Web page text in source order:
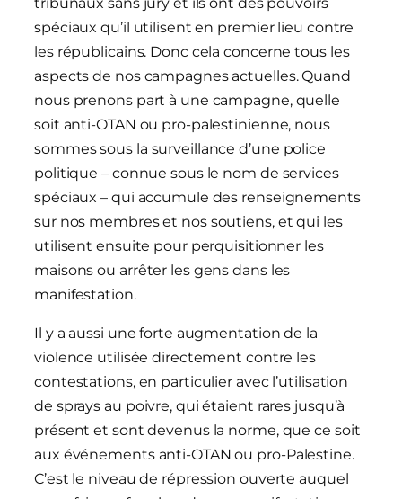
spéciaux qu’il utilisent en premier lieu contre
les républicains. Donc cela concerne tous les
aspects de nos campagnes actuelles. Quand
nous prenons part à une campagne, quelle
soit anti-OTAN ou pro-palestinienne, nous
sommes sous la surveillance d’une police
politique – connue sous le nom de services
spéciaux – qui accumule des renseignements
sur nos membres et nos soutiens, et qui les
utilisent ensuite pour perquisitionner les
maisons ou arrêter les gens dans les
manifestation.
Il y a aussi une forte augmentation de la
violence utilisée directement contre les
contestations, en particulier avec l’utilisation
de sprays au poivre, qui étaient rares jusqu’à
présent et sont devenus la norme, que ce soit
aux événements anti-OTAN ou pro-Palestine.
C’est le niveau de répression ouverte auquel